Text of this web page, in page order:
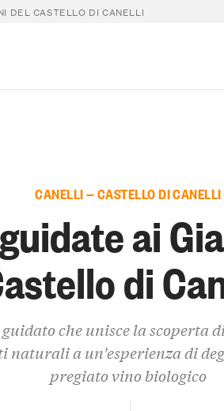
DEL CASTELLO DI CANELLI
CANELLI — CASTELLO DI CANELLI
ai
di
che unisce la scoperta
naturali a un'esperienza di
pregiato vino biologico